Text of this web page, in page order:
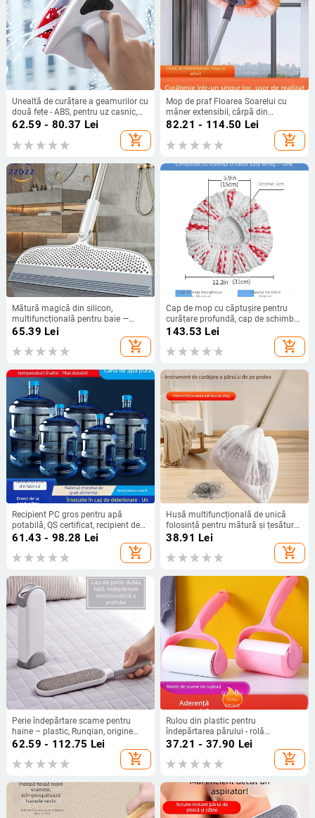
Unealtă de curățare a geamurilor cu
două fețe - ABS, pentru uz casnic,
manual
62.59 - 80.37 Lei
add_shopping_cart
Mop de praf Floarea Soarelui cu
mâner extensibil, cârpă din
microfibră lavabilă, pentru
curățarea plafoanelor și a mașinii
82.21 - 114.50 Lei
add_shopping_cart
Mătură magică din silicon,
multifuncțională pentru baie —
curățare podea, sticlă și păr
65.39 Lei
add_shopping_cart
Cap de mop cu căptușire pentru
curățare profundă, cap de schimb
cu atașament triunghiular rotativ,
incluse 20 de cârpe din fibre, lansat
iarna 2023
143.53 Lei
add_shopping_cart
Recipient PC gros pentru apă
potabilă, QS certificat, recipient de
apă minerală de calitate
alimentară, portabil, pentru exterior
61.43 - 98.28 Lei
add_shopping_cart
Husă multifuncțională de unică
folosință pentru mătură și țesătură
de înlocuire pentru mop, curățenie
38.91 Lei
add_shopping_cart
Perie îndepărtare scame pentru
haine – plastic, Runqian, origine
Jinhua Yiwu, role lipicioase pentru
îndepărtarea părului, lansare iarnă
2020
62.59 - 112.75 Lei
add_shopping_cart
Rulou din plastic pentru
îndepărtarea părului - rolă
lipicioasă pentru păr, design
modern minimalist, etichetare
proprie disponibilă
37.21 - 37.90 Lei
add_shopping_cart